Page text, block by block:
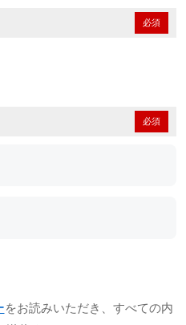
必須
必須
をお読みいただき、すべての内